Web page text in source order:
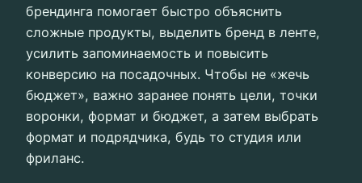
брендинга помогает быстро объяснить
сложные продукты, выделить бренд в ленте,
усилить запоминаемость и повысить
конверсию на посадочных. Чтобы не «жечь
бюджет», важно заранее понять цели, точки
воронки, формат и бюджет, а затем выбрать
формат и подрядчика, будь то студия или
фриланс.